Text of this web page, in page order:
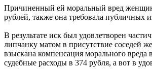
Причиненный ей моральный вред
рублей, также она требовала публичных
В результате иск был удовлетворен
липчанку матом в присутствие соседей
взыскана компенсация морального вреда
судебные расходы в 374 рубля, а вот в